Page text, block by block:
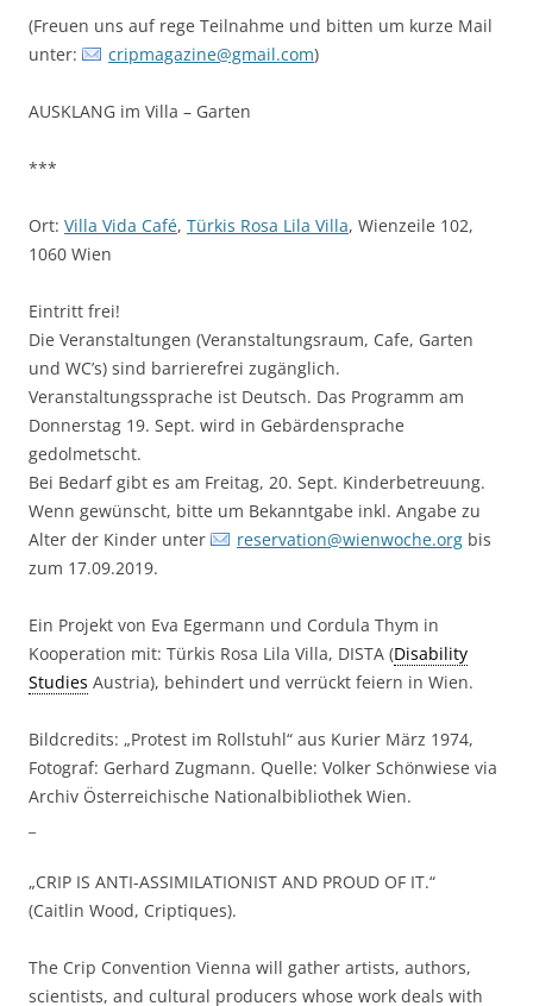
(Freuen uns auf rege Teilnahme und bitten um kurze Mail
unter:
cripmagazine@gmail.com)
AUSKLANG im Villa – Garten
***
Ort: Villa Vida Café, Türkis Rosa Lila Villa, Wienzeile 102,
1060 Wien
Eintritt frei!
Die Veranstaltungen (Veranstaltungsraum, Cafe, Garten
und WC’s) sind barrierefrei zugänglich.
Veranstaltungssprache ist Deutsch. Das Programm am
Donnerstag 19. Sept. wird in Gebärdensprache
gedolmetscht.
Bei Bedarf gibt es am Freitag, 20. Sept. Kinderbetreuung.
Wenn gewünscht, bitte um Bekanntgabe inkl. Angabe zu
Alter der Kinder unter
reservation@wienwoche.org bis
zum 17.09.2019.
Ein Projekt von Eva Egermann und Cordula Thym in
Kooperation mit: Türkis Rosa Lila Villa, DISTA (Disability
Studies Austria), behindert und verrückt feiern in Wien.
Bildcredits: „Protest im Rollstuhl“ aus Kurier März 1974,
Fotograf: Gerhard Zugmann. Quelle: Volker Schönwiese via
Archiv Österreichische Nationalbibliothek Wien.
„CRIP IS ANTI-ASSIMILATIONIST AND PROUD OF IT.“
(Caitlin Wood, Criptiques).
The Crip Convention Vienna will gather artists, authors,
scientists, and cultural producers whose work deals with